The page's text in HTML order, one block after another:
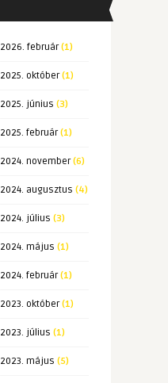
2026. február(1)
2025. október(1)
2025. június (3)
2025. február(1)
2024. november(6)
2024. augusztus (4)
2024. július (3)
2024. május (1)
2024. február(1)
2023. október(1)
2023. július (1)
2023. május (5)